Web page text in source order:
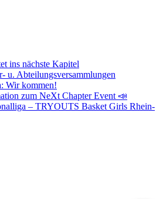
ins nächste Kapitel
u. Abteilungsversammlungen
Wir kommen!
zum NeXt Chapter Event 📣
– TRYOUTS Basket Girls Rhein-